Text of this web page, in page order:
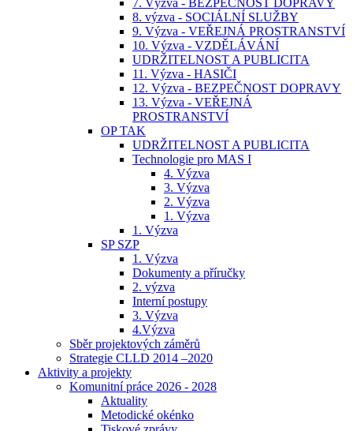
7. Výzva - BEZPEČNOST DOPRAVY
8. výzva - SOCIÁLNÍ SLUŽBY
9. Výzva - VEŘEJNÁ PROSTRANSTVÍ
10. Výzva - VZDĚLÁVÁNÍ
UDRŽITELNOST A PUBLICITA
11. Výzva - HASIČI
12. Výzva - BEZPEČNOST DOPRAVY
13. Výzva - VEŘEJNÁ
PROSTRANSTVÍ
OP TAK
UDRŽITELNOST A PUBLICITA
Technologie pro MAS I
4. Výzva
3. Výzva
2. Výzva
1. Výzva
1. Výzva
SP SZP
1. Výzva
Dokumenty a příručky
2. výzva
Interní postupy
3. Výzva
4.Výzva
Sběr projektových záměrů
Strategie CLLD 2014 –2020
Aktivity a projekty
Komunitní práce 2026 - 2028
Aktuality
Metodické okénko